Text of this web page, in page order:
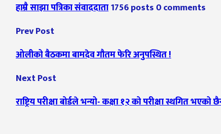
हाम्रै साझा पत्रिका संवाददाता1756 posts 0 comments
Prev Post
ओलीको बैठकमा बामदेव गौतम फेरि अनुपस्थित !
Next Post
राष्ट्रिय परीक्षा बोर्डले भन्यो- कक्षा १२ को परीक्षा स्थगित भएको